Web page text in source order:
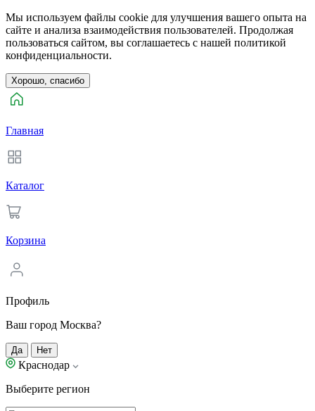
Мы используем файлы cookie для улучшения вашего опыта на
сайте и анализа взаимодействия пользователей. Продолжая
пользоваться сайтом, вы соглашаетесь с нашей политикой
конфиденциальности.
Хорошо, спасибо
Главная
Каталог
Корзина
Профиль
Ваш город Москва?
Да Нет
Краснодар
Выберите регион